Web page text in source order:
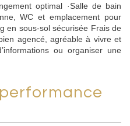
optimal ·Salle de bain
WC et emplacement pour
en sous-sol sécurisée Frais de
agencé, agréable à vivre et
ou organiser une
performance